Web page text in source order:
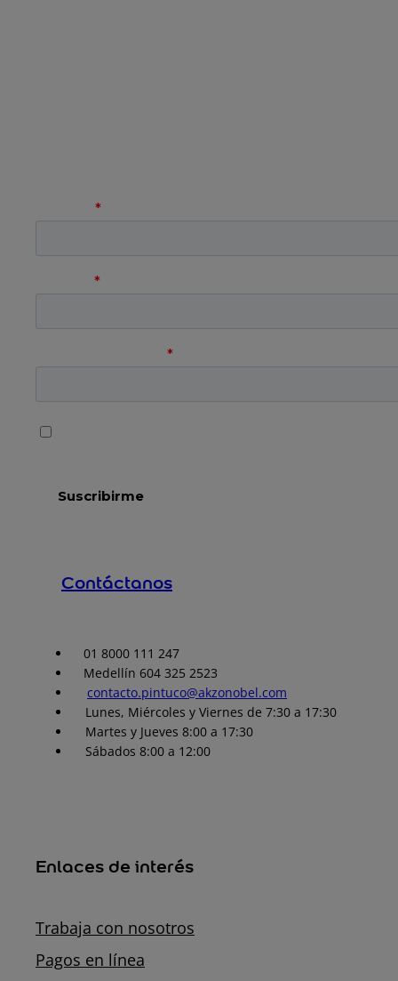
Contáctanos
01 8000 111 247
Medellín 604 325 2523
contacto.pintuco@akzonobel.com
Lunes, Miércoles y Viernes de 7:30 a 17:30
Martes y Jueves 8:00 a 17:30
Sábados 8:00 a 12:00
Enlaces de interés
Trabaja con nosotros
Pagos en línea